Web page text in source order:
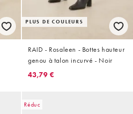
PLUS DE COULEURS
RAID - Rosaleen - Bottes hauteur
genou à talon incurvé - Noir
43,79 €
Réduc